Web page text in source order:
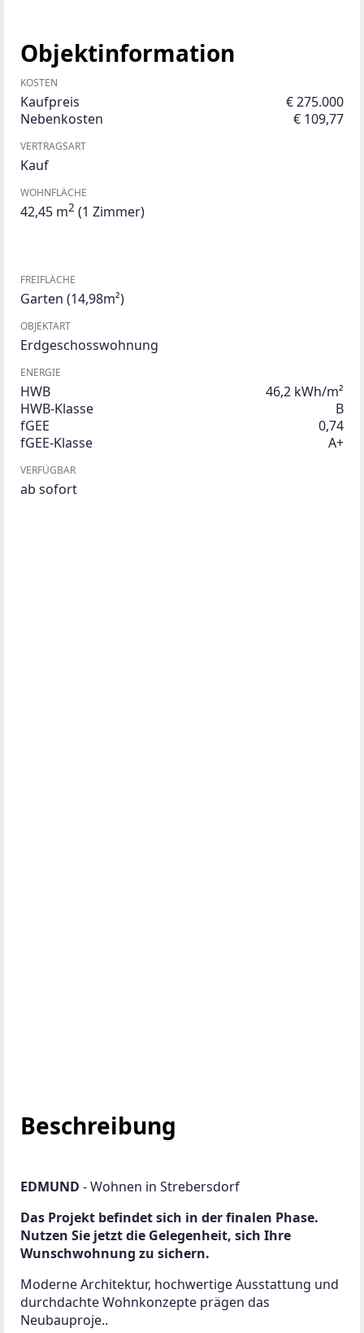
Objektinformation
KOSTEN
Kaufpreis
€ 275.000
Nebenkosten
€ 109,77
VERTRAGSART
Kauf
WOHNFLÄCHE
42,45 m2 (1 Zimmer)
FREIFLÄCHE
Garten (14,98m²)
OBJEKTART
Erdgeschosswohnung
ENERGIE
HWB
46,2 kWh/m²
HWB-Klasse
B
fGEE
0,74
fGEE-Klasse
A+
VERFÜGBAR
ab sofort
Beschreibung
EDMUND - Wohnen in Strebersdorf
Das Projekt befindet sich in der finalen Phase.
Nutzen Sie jetzt die Gelegenheit, sich Ihre
Wunschwohnung zu sichern.
Moderne Architektur, hochwertige Ausstattung und
durchdachte Wohnkonzepte prägen das
Neubauproje..